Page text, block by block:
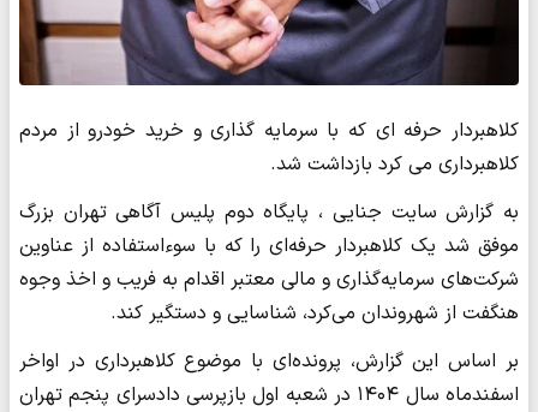
کلاهبردار حرفه ای که با سرمایه گذاری و خرید خودرو از مردم
کلاهبرداری می کرد بازداشت شد.
به گزارش سایت جنایی ، پایگاه دوم پلیس آگاهی تهران بزرگ
موفق شد یک کلاهبردار حرفه‌ای را که با سوءاستفاده از عناوین
شرکت‌های سرمایه‌گذاری و مالی معتبر اقدام به فریب و اخذ وجوه
هنگفت از شهروندان می‌کرد، شناسایی و دستگیر کند.
بر اساس این گزارش، پرونده‌ای با موضوع کلاهبرداری در اواخر
اسفندماه سال ۱۴۰۴ در شعبه اول بازپرسی دادسرای پنجم تهران